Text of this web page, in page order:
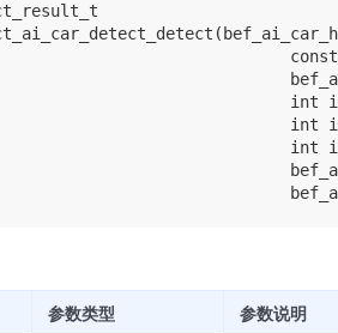
int
int
int
参数类型
参数说明